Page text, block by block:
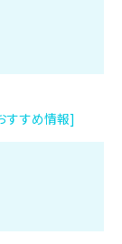
すすめ情報]